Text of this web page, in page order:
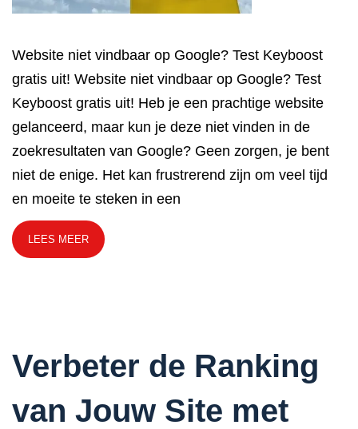
Website niet vindbaar op Google? Test Keyboost
gratis uit! Website niet vindbaar op Google? Test
Keyboost gratis uit! Heb je een prachtige website
gelanceerd, maar kun je deze niet vinden in de
zoekresultaten van Google? Geen zorgen, je bent
niet de enige. Het kan frustrerend zijn om veel tijd
en moeite te steken in een
LEES MEER
Verbeter de Ranking
van Jouw Site met